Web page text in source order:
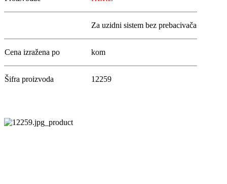
Za uzidni sistem bez prebacivača
Cena izražena po kom
Šifra proizvoda 12259